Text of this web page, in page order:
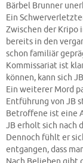
Bärbel Brunner
Ein
Zwischen der Kripo
bereits in den
schon familiär
Kommissariat ist
können, kann sich
Ein weiterer Mord
Entführung von JB
Betroffene ist eine
JB erholt sich nach
Dennoch fühlt er
entgangen, dass